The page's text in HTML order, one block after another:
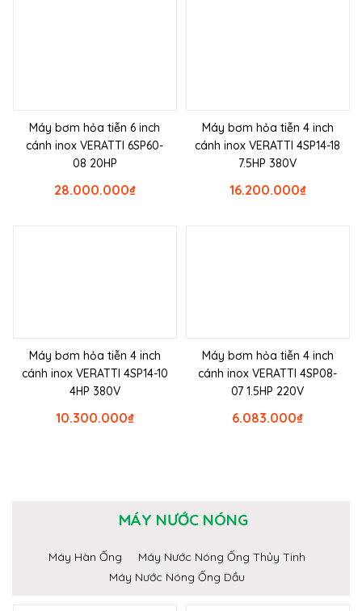
Máy bơm hỏa tiễn 6 inch
cánh inox VERATTI 6SP60-
08 20HP
₫
28.000.000
Máy bơm hỏa tiễn 4 inch
cánh inox VERATTI 4SP14-18
7.5HP 380V
₫
16.200.000
Máy bơm hỏa tiễn 4 inch
cánh inox VERATTI 4SP14-10
4HP 380V
₫
10.300.000
Máy bơm hỏa tiễn 4 inch
cánh inox VERATTI 4SP08-
07 1.5HP 220V
₫
6.083.000
MÁY NƯỚC NÓNG
Máy Hàn Ống
Máy Nước Nóng Ống Thủy Tinh
Máy Nước Nóng Ống Dầu